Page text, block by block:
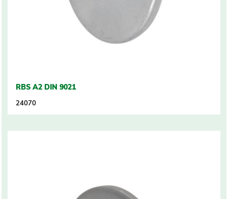
RBS A2 DIN 9021
24070